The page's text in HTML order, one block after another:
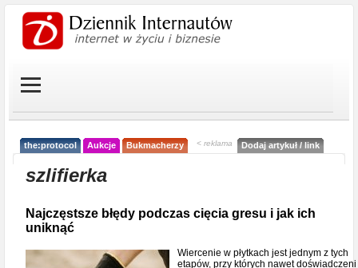
the:protocol Aukcje Bukmacherzy < reklama Dodaj artykuł / link
szlifierka
Najczęstsze błędy podczas cięcia gresu i jak ich
uniknąć
Wiercenie w płytkach jest jednym z tych
etapów, przy których nawet doświadczeni